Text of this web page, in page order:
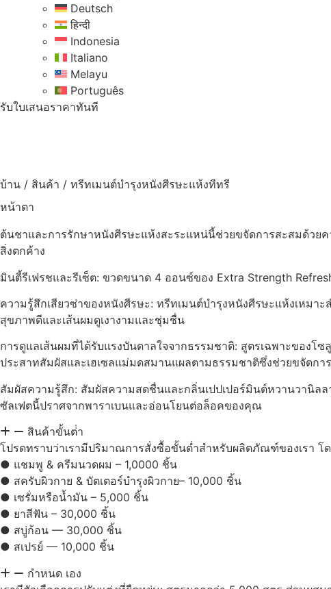
Deutsch
हिन्दी
Indonesia
Italiano
Melayu
Português
รับใบเสนอราคาทันที
บ้าน / สินค้า / ทรีทเมนต์บำรุงหนังศีรษะแห้งทีทรี
หน้าตา
ต้นชาและการรักษาหนังศีรษะแห้งสะระแหน่นี้ช่วยขจัดการสะสมด้วย
สิ่งตกค้าง
มินตี้รีเฟรชและรีเซ็ต: ขวดขนาด 4 ออนซ์ของ Extra Strength
ความรู้สึกเสียวซ่าของหนังศีรษะ: ทรีทเมนต์บำรุงหนังศีรษะแห้งเหม
สุขภาพดีและเส้นผมดูเงางามและชุ่มชื่น
การดูแลเส้นผมที่ได้รับแรงบันดาลใจจากธรรมชาติ: สูตรเฉพาะของ
ประสาทสัมผัสและเฮเซลแม่มดสมานแผลตามธรรมชาติซึ่งช่วยขจัดก
สัมผัสความรู้สึก: สัมผัสความสดชื่นและกลิ่นเปปเปอร์มินต์หวานวานิล
ซัลเฟตนี้ปราศจากพาราเบนและอ่อนโยนต่อล็อคของคุณ
สินค้าขั้นต่ํา
โปรดทราบว่าเรามีปริมาณการสั่งซื้อขั้นต่ำสำหรับผลิตภัณฑ์ของเรา โ
● แชมพู & ครีมนวดผม – 1,0000 ชิ้น
● สครับผิวกาย & บัตเตอร์บำรุงผิวกาย– 10,000 ชิ้น
● เซรั่มหรือน้ำมัน – 5,000 ชิ้น
● ยาสีฟัน – 30,000 ชิ้น
● สบู่ก้อน — 30,000 ชิ้น
● สเปรย์ — 10,000 ชิ้น
กำหนด เอง